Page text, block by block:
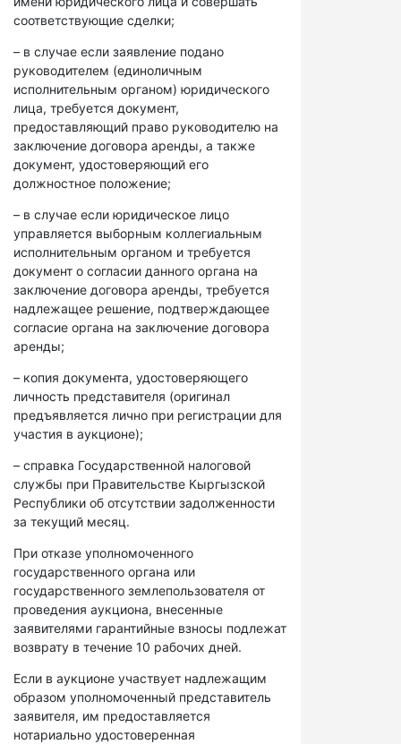
соответствующие сделки;
– в случае если заявление подано
руководителем (единоличным
исполнительным органом) юридического
лица, требуется документ,
предоставляющий право руководителю на
заключение договора аренды, а также
документ, удостоверяющий его
должностное положение;
– в случае если юридическое лицо
управляется выборным коллегиальным
исполнительным органом и требуется
документ о согласии данного органа на
заключение договора аренды, требуется
надлежащее решение, подтверждающее
согласие органа на заключение договора
аренды;
– копия документа, удостоверяющего
личность представителя (оригинал
предъявляется лично при регистрации для
участия в аукционе);
– справка Государственной налоговой
службы при Правительстве Кыргызской
Республики об отсутствии задолженности
за текущий месяц.
При отказе уполномоченного
государственного органа или
государственного землепользователя от
проведения аукциона, внесенные
заявителями гарантийные взносы подлежат
возврату в течение 10 рабочих дней.
Если в аукционе участвует надлежащим
образом уполномоченный представитель
заявителя, им предоставляется
нотариально удостоверенная